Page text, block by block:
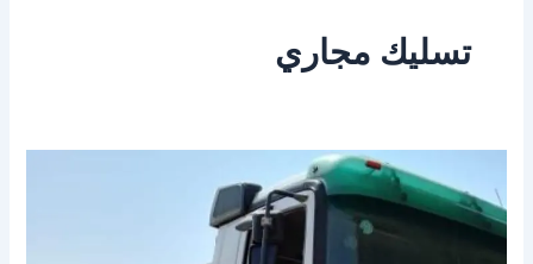
تسليك مجاري
شفط
بيارات